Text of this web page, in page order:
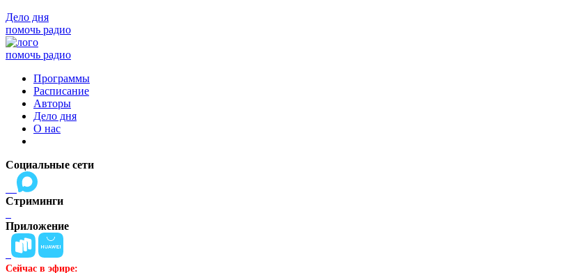
Дело дня
помочь радио
помочь радио
Программы
Расписание
Авторы
Дело дня
О нас
Социальные сети
Стриминги
Приложение
Сейчас в эфире: